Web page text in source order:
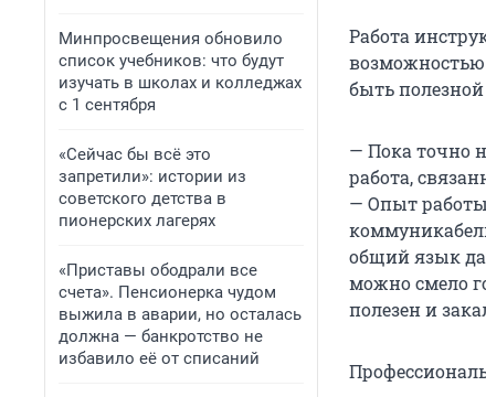
Минпросвещения обновило
список учебников: что будут
изучать в школах и колледжах
с 1 сентября
«Сейчас бы всё это
запретили»: истории из
советского детства в
пионерских лагерях
«Приставы ободрали все
счета». Пенсионерка чудом
выжила в аварии, но осталась
должна — банкротство не
избавило её от списаний
Работа
быть
— Пока точно
работа,
— Опыт
общий язык
можно смело
полезен и